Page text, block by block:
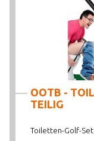
OOTB -
TEILIG
Toiletten-Golf-Set